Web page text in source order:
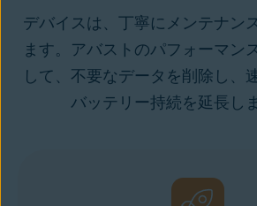
デバイスは、丁寧にメンテナン
ます。アバストのパフォーマン
して、不要なデータを削除し、
バッテリー持続を延長し